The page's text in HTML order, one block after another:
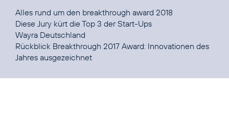
Alles rund um den breakthrough award 2018
Diese Jury
Wayra Deutschland
Rückblick Breakthrough 2017 Award: Innovationen des
Jahres ausgezeichnet